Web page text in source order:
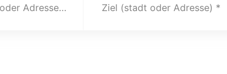
Herkunft (stadt oder Adresse) Ziel (stadt oder Adresse)